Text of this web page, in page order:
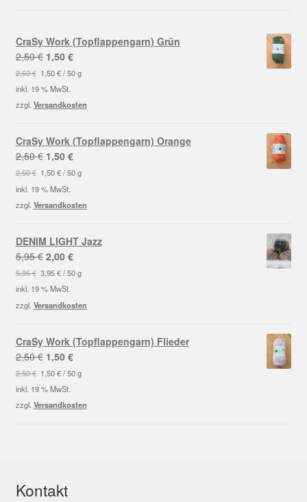
CraSy Work (Topflappengarn) Grün
2,50€ Ursprünglicher
Preis
war:
2,50 €
1,50 €Aktueller
Preis
1,50 €.
2,50€ 1,50€/50 g
inkl. 19 % MwSt.
zzgl. Versandkosten
CraSy Work (Topflappengarn) Orange
2,50€ Ursprünglicher
Preis
war:
2,50 €
1,50 €Aktueller
Preis
1,50 €.
2,50€ 1,50€/50 g
inkl. 19 % MwSt.
zzgl. Versandkosten
DENIM LIGHT Jazz
5,95€ Ursprünglicher
Preis
war:
5,95 €
2,00 €Aktueller
Preis
2,00 €.
5,95€ 3,95€/50 g
inkl. 19 % MwSt.
zzgl. Versandkosten
CraSy Work (Topflappengarn) Flieder
2,50€ Ursprünglicher
Preis
war:
2,50 €
1,50 €Aktueller
Preis
1,50 €.
2,50€ 1,50€/50 g
inkl. 19 % MwSt.
zzgl. Versandkosten
Kontakt